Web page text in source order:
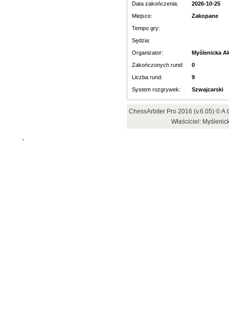
Data zakończenia:
2026-10-25
Miejsce:
Zakopane
Tempo gry:
Sędzia:
Organizator:
Myślenicka
Zakończonych rund:
0
Liczba rund:
9
System rozgrywek:
Szwajcarski
ChessArbiter Pro 2016 (v.6.05) ©
Właściciel:
'